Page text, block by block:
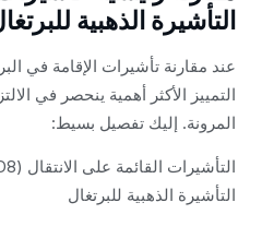
التأشيرة الذهبية
التمييز الأكثر أهمية ينحصر في
المرونة. إليك تفصيل بسيط:
التأشيرات القائمة على الانتقال (D7, D8, العمل, HQA، إلخ)
التأشيرة الذهبية للبرتغال